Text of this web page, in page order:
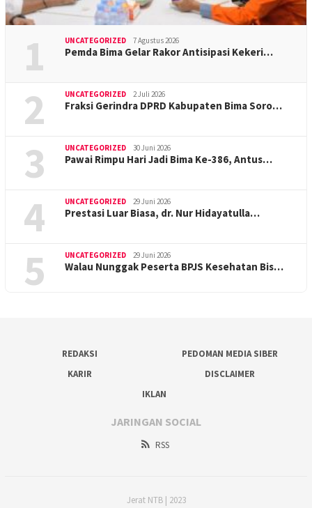
1 UNCATEGORIZED 7 Agustus 2026
Pemda Bima Gelar Rakor Antisipasi Kekeri…
2 UNCATEGORIZED 2 Juli 2026
Fraksi Gerindra DPRD Kabupaten Bima Soro…
3 UNCATEGORIZED 30 Juni 2026
Pawai Rimpu Hari Jadi Bima Ke-386, Antus…
4 UNCATEGORIZED 29 Juni 2026
Prestasi Luar Biasa, dr. Nur Hidayatulla…
5 UNCATEGORIZED 29 Juni 2026
Walau Nunggak Peserta BPJS Kesehatan Bis…
REDAKSI
PEDOMAN MEDIA SIBER
KARIR
DISCLAIMER
IKLAN
JARINGAN SOCIAL
RSS
Jerat NTB | 2023